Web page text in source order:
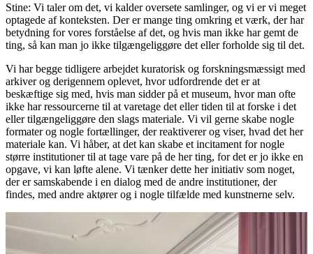
Stine: Vi taler om det, vi kalder oversete samlinger, og vi er vi meget
optagede af konteksten. Der er mange ting omkring et værk, der har
betydning for vores forståelse af det, og hvis man ikke har gemt de
ting, så kan man jo ikke tilgængeliggøre det eller forholde sig til det.
Vi har begge tidligere arbejdet kuratorisk og forskningsmæssigt med
arkiver og derigennem oplevet, hvor udfordrende det er at
beskæftige sig med, hvis man sidder på et museum, hvor man ofte
ikke har ressourcerne til at varetage det eller tiden til at forske i det
eller tilgængeliggøre den slags materiale. Vi vil gerne skabe nogle
formater og nogle fortællinger, der reaktiverer og viser, hvad det her
materiale kan. Vi håber, at det kan skabe et incitament for nogle
større institutioner til at tage vare på de her ting, for det er jo ikke en
opgave, vi kan løfte alene. Vi tænker dette her initiativ som noget,
der er samskabende i en dialog med de andre institutioner, der
findes, med andre aktører og i nogle tilfælde med kunstnerne selv.